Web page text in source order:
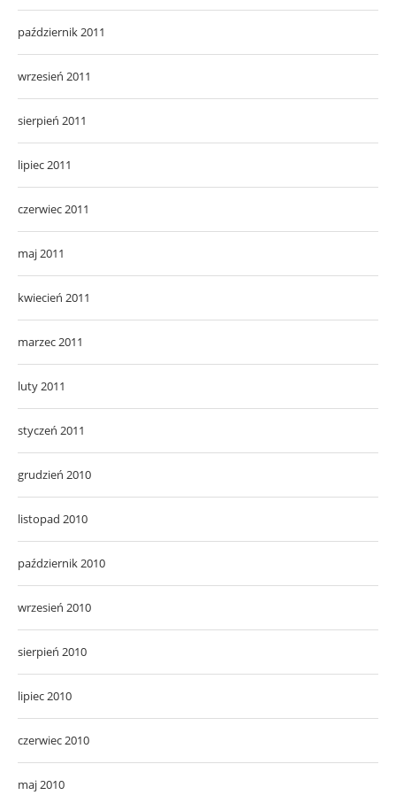
październik 2011
wrzesień 2011
sierpień 2011
lipiec 2011
czerwiec 2011
maj 2011
kwiecień 2011
marzec 2011
luty 2011
styczeń 2011
grudzień 2010
listopad 2010
październik 2010
wrzesień 2010
sierpień 2010
lipiec 2010
czerwiec 2010
maj 2010